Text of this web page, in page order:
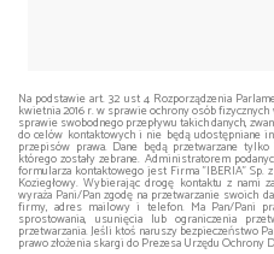
Na podstawie art. 32 ust 4 Rozporządzenia
kwietnia 2016 r. w sprawie ochrony osób
sprawie swobodnego przepływu takich danych,
do celów kontaktowych i nie będą udostępniane
przepisów prawa. Dane będą przetwarzane
którego zostały zebrane. Administratorem
formularza kontaktowego jest Firma "IBERIA" Sp.
Koziegłowy. Wybierając drogę kontaktu z nami
wyraża Pani/Pan zgodę na przetwarzanie swoich
firmy, adres mailowy i telefon. Ma Pan/Pani
sprostowania, usunięcia lub ograniczenia
przetwarzania. Jeśli ktoś naruszy bezpieczeństwo
prawo złożenia skargi do Prezesa Urzędu Ochrony